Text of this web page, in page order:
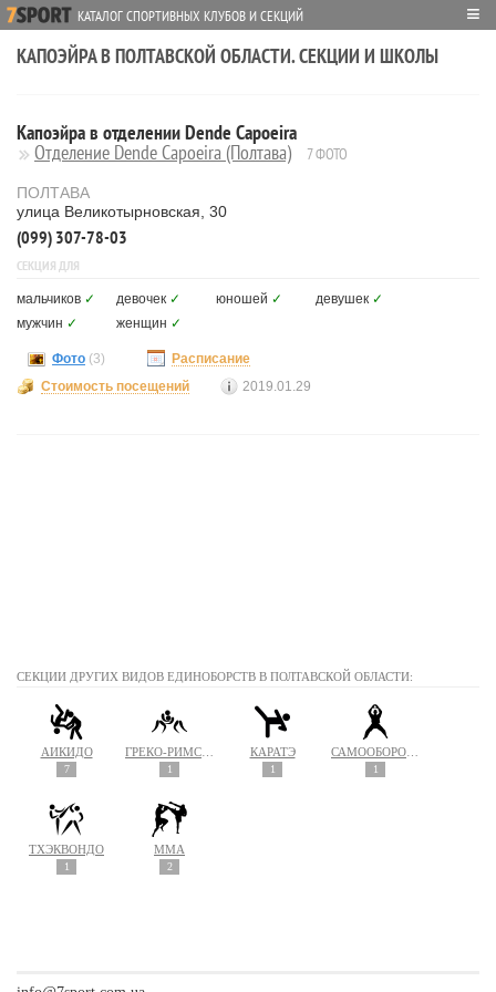
КАТАЛОГ СПОРТИВНЫХ КЛУБОВ И СЕКЦИЙ ≡
КАПОЭЙРА В ПОЛТАВСКОЙ ОБЛАСТИ. СЕКЦИИ И ШКОЛЫ
Капоэйра в отделении Dende Capoeira
Отделение Dende Capoeira (Полтава) 7 ФОТО
ПОЛТАВА
улица Великотырновская, 30
(099) 307-78-03
СЕКЦИЯ ДЛЯ
мальчиков ✓ девочек ✓ юношей ✓ девушек ✓
мужчин ✓ женщин ✓
Фото (3)
Расписание
Стоимость посещений
2019.01.29
СЕКЦИИ ДРУГИХ ВИДОВ ЕДИНОБОРСТВ В ПОЛТАВСКОЙ ОБЛАСТИ:
АЙКИДО
7 1
КАРАТЭ
1 1
ТХЭКВОНДО
1
MMA
2